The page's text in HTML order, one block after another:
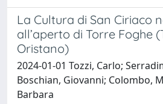
La Cultura di San Ciriaco
all’aperto di Torre Foghe
Oristano)
2024-01-01 Tozzi, Carlo;
Boschian, Giovanni; Colombo,
Barbara